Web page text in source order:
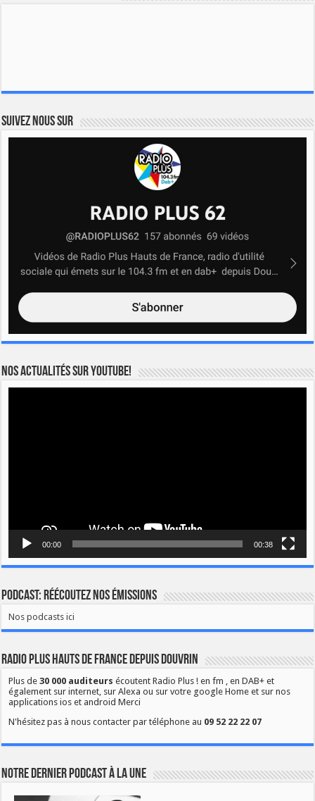
Suivez nous sur
Nos actualités sur YOUTUBE!
00:00 00:38
Podcast: Réécoutez nos émissions
Nos podcasts ici
Radio Plus Hauts de France depuis Douvrin
Plus de30 000 auditeurs écoutent Radio Plus ! en fm , en DAB+ et
également sur internet, sur Alexa ou sur votre google Home et sur nos
applications ios et android Merci
N'hésitez pas à nous contacter par téléphone au 09 52 22 22 07
Notre dernier podcast à la une